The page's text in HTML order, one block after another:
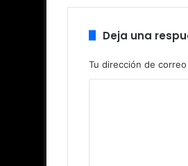
Deja una
Tu dirección de